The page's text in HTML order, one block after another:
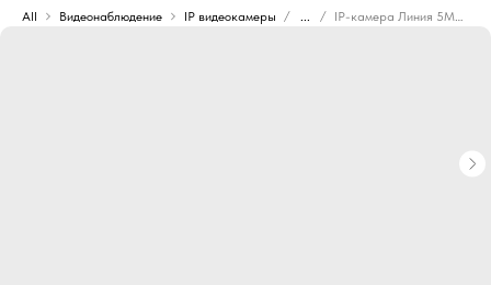
All Видеонаблюдение IP видеокамеры ... IP-камера Линия 5Mp Bullet